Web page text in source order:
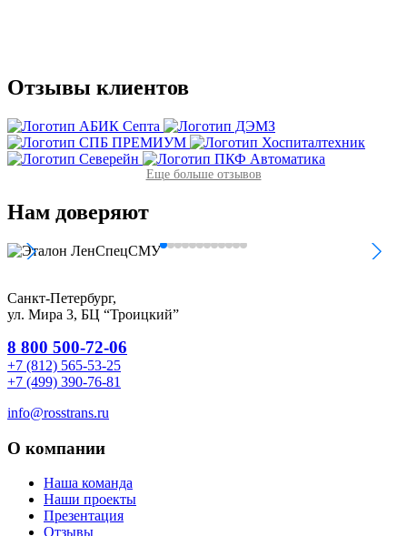
Отзывы клиентов
Еще больше отзывов
Нам доверяют
Санкт-Петербург,
ул. Мира 3, БЦ “Троицкий”
8 800 500-72-06
+7 (812) 565-53-25
+7 (499) 390-76-81
info@rosstrans.ru
О компании
Наша команда
Наши проекты
Презентация
Отзывы